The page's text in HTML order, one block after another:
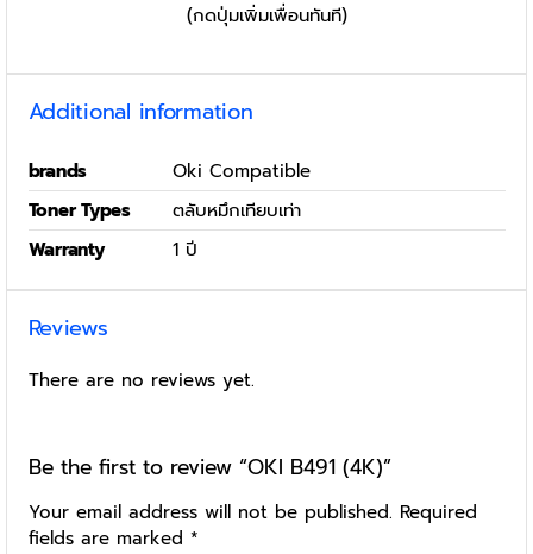
(กดปุ่มเพิ่มเพื่อนทันที)
Additional information
brands
Oki Compatible
Toner Types
ตลับหมึกเทียบเท่า
Warranty
1 ปี
Reviews
There are no reviews yet.
Be the first to review “OKI B491 (4K)”
Your email address will not be published. Required
fields are marked *